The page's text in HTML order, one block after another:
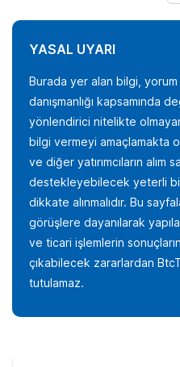
YASAL UYARI
Burada yer alan bilgi, yorum
danışmanlığı kapsamında
yönlendirici nitelikte
bilgi vermeyi amaçlamakta
ve diğer yatırımcıların alım
destekleyebilecek yeterli
dikkate alınmalıdır. Bu
görüşlere dayanılarak
ve ticari işlemlerin
çıkabilecek zararlardan
tutulamaz.